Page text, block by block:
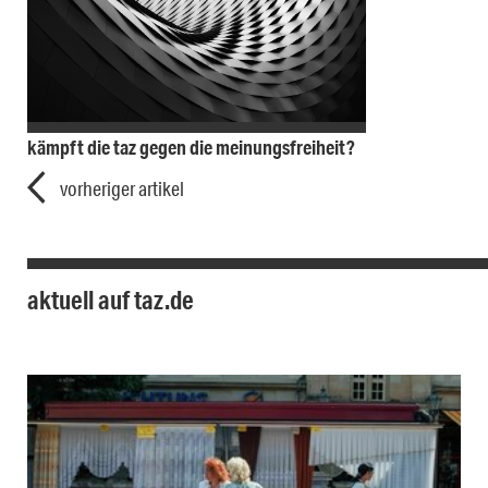
kämpft die taz gegen die meinungsfreiheit?
vorheriger artikel
aktuell auf taz.de